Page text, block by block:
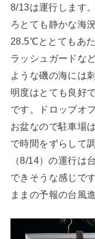
8/13は運行します
ろとても静かな海
28.5℃ととてもあ
ラッシュガードな
ような磯の海には
明度はとても良好
です。ドロップオ
お盆なので駐車場
で時間をずらして
（8/14）の運行は
できそうな感じで
ままの予報の台風